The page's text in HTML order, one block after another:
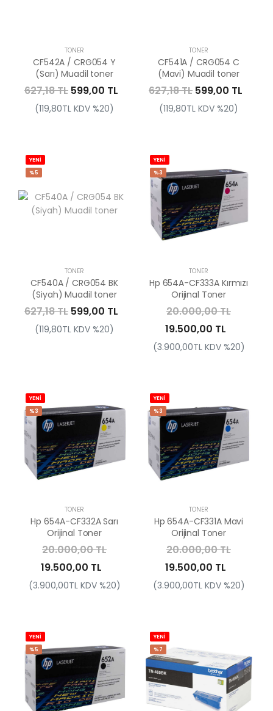
TONER
CF542A / CRG054 Y
(Sarı) Muadil toner
627,18 TL 599,00 TL
(119,80TL KDV %20)
TONER
CF541A / CRG054 C
(Mavi) Muadil toner
627,18 TL 599,00 TL
(119,80TL KDV %20)
YENİ
%5
TONER
CF540A / CRG054 BK
(Siyah) Muadil toner
627,18 TL 599,00 TL
(119,80TL KDV %20)
YENİ
%3
TONER
Hp 654A-CF333A Kırmızı
Orijinal Toner
20.000,00 TL
19.500,00 TL
(3.900,00TL KDV %20)
YENİ
%3
TONER
Hp 654A-CF332A Sarı
Orijinal Toner
20.000,00 TL
19.500,00 TL
(3.900,00TL KDV %20)
YENİ
%3
TONER
Hp 654A-CF331A Mavi
Orijinal Toner
20.000,00 TL
19.500,00 TL
(3.900,00TL KDV %20)
YENİ
%5
YENİ
%7